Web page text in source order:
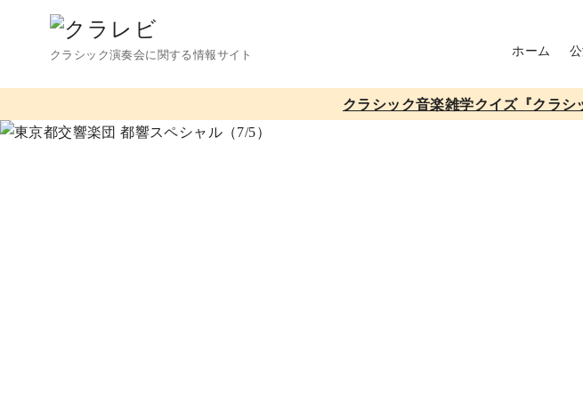
へ
クラシック演奏会に関する情報サイト ホーム
クラシック音楽雑学クイズ『クラ